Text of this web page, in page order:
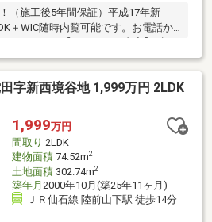
（施工後5年間保証）平成17年新
＋WIC随時内覧可能です。お電話か
ニング、鍵交換、雨漏り点検、設備
ン交換、ユニットバス交換、トイレ
畳表替え●その他設備給湯器交換、火
【おすすめポイント】・シロアリ防
客様に合わせたローンの組み方や金融
初めての方でもお気軽にご相談くだ
字新西境谷地 1,999万円 2LDK
1,999万円
間取り 2LDK
建物面積74.52m2
土地面積302.74m2
築年月 2000年10月(築25年11ヶ月)
ＪＲ仙石線 陸前山下駅 徒歩14分